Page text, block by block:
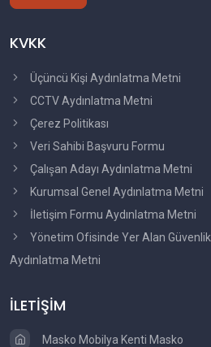
KVKK
Üçüncü Kişi Aydınlatma Metni
CCTV Aydınlatma Metni
Çerez Politikası
Veri Sahibi Başvuru Formu
Çalışan Adayı Aydınlatma Metni
Kurumsal Genel Aydınlatma Metni
İletişim Formu Aydınlatma Metni
Yönetim Ofisinde Yer Alan Güvenlik
Aydınlatma Metni
İLETİŞİM
Masko Mobilya Kenti Masko